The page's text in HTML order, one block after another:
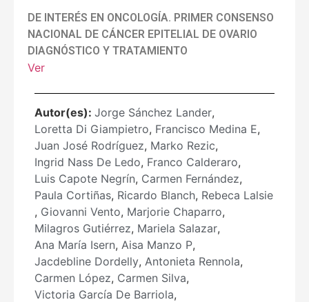
DE INTERÉS EN ONCOLOGÍA. PRIMER CONSENSO
NACIONAL DE CÁNCER EPITELIAL DE OVARIO
DIAGNÓSTICO Y TRATAMIENTO
Ver
Autor(es): Jorge Sánchez Lander,
Loretta Di Giampietro, Francisco Medina E,
Juan José Rodríguez, Marko Rezic,
Ingrid Nass De Ledo, Franco Calderaro,
Luis Capote Negrín, Carmen Fernández,
Paula Cortiñas, Ricardo Blanch, Rebeca Lalsie
, Giovanni Vento, Marjorie Chaparro,
Milagros Gutiérrez, Mariela Salazar,
Ana María Isern, Aisa Manzo P,
Jacdebline Dordelly, Antonieta Rennola,
Carmen López, Carmen Silva,
Victoria García De Barriola,